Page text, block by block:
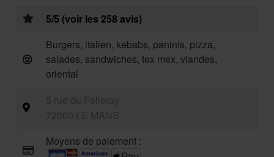
5/5 (voir les 258 avis)
Burgers, italien, kebabs, paninis, pizza,
salades, sandwiches, tex mex, viandes,
oriental
Moyens de paiement :